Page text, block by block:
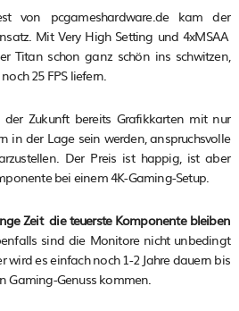
von pcgameshardware.de kam der
Mit Very High Setting und 4xMSAA
Titan schon ganz schön ins schwitzen,
25 FPS liefern.
Zukunft bereits Grafikkarten mit nur
in der Lage sein werden, anspruchsvolle
Der Preis ist happig, ist aber
bei einem 4K-Gaming-Setup.
Zeit die teuerste Komponente bleiben
sind die Monitore nicht unbedingt
wird es einfach noch 1-2 Jahre dauern bis
Gaming-Genuss kommen.